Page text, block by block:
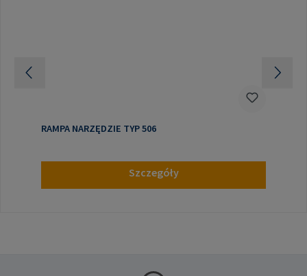
RAMPA NARZĘDZIE TYP 506
Szczegóły